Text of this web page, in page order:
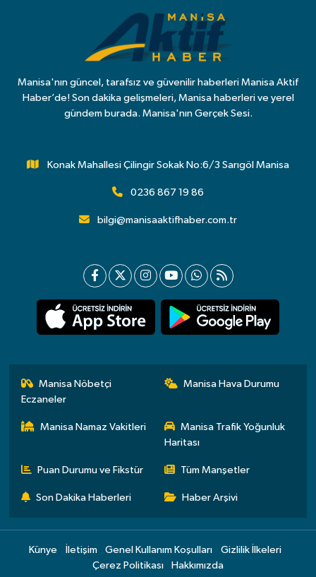
Manisa'nın güncel, tarafsız ve güvenilir haberleri Manisa Aktif
Haber’de! Son dakika gelişmeleri, Manisa haberleri ve yerel
gündem burada. Manisa'nın Gerçek Sesi.
Konak Mahallesi Çilingir Sokak No:6/3 Sarıgöl Manisa
0236 867 19 86
bilgi@manisaaktifhaber.com.tr
Manisa Nöbetçi
Eczaneler
Manisa Hava Durumu
Manisa Namaz Vakitleri
Manisa Trafik Yoğunluk
Haritası
Puan Durumu ve Fikstür Tüm Manşetler
Son Dakika Haberleri Haber Arşivi
Künye İletişim Genel Kullanım Koşulları
Gizlilik İlkeleri
Çerez Politikası
Hakkımızda